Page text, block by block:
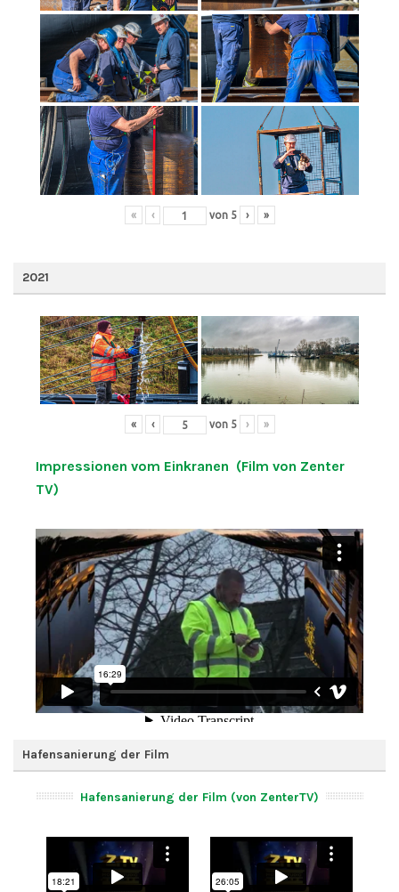
« ‹ von 5 › »
2021
« ‹ von 5 › »
Impressionen vom Einkranen (Film von Zenter
TV)
Hafensanierung der Film
Hafensanierung der Film (von ZenterTV)